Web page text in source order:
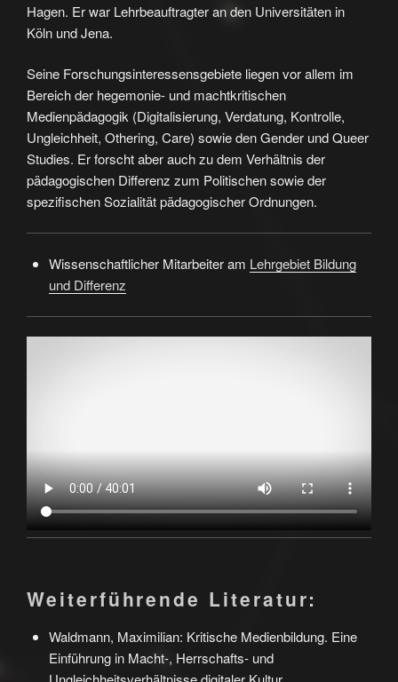
Hagen. Er war Lehrbeauftragter an den Universitäten in
Köln und Jena.
Seine Forschungsinteressensgebiete liegen vor allem im
Bereich der hegemonie- und machtkritischen
Medienpädagogik (Digitalisierung, Verdatung, Kontrolle,
Ungleichheit, Othering, Care) sowie den Gender und Queer
Studies. Er forscht aber auch zu dem Verhältnis der
pädagogischen Differenz zum Politischen sowie der
spezifischen Sozialität pädagogischer Ordnungen.
Wissenschaftlicher Mitarbeiter am Lehrgebiet Bildung
und Differenz
Weiterführende Literatur:
Waldmann, Maximilian: Kritische Medienbildung. Eine
Einführung in Macht-, Herrschafts- und